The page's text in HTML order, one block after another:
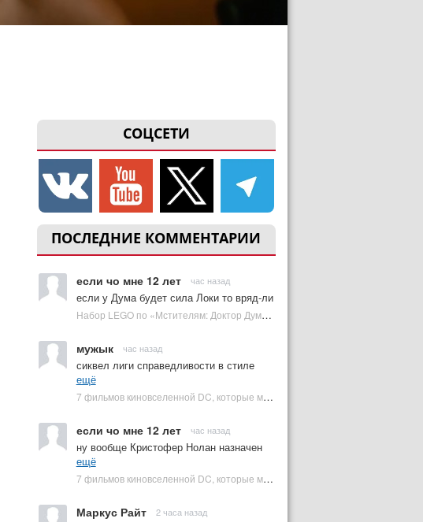
СОЦСЕТИ
ПОСЛЕДНИЕ КОММЕНТАРИИ
если чо мне 12 лет час назад
если у Дума будет сила Локи то вряд-ли
Набор LEGO по «Мстителям: Доктор Дум» раскрыл костюм Часового | Plugged In Ru
мужык час назад
сиквел лиги справедливости в стиле
ещё
7 фильмов киновселенной DC, которые может снять Зак Снайдер | Plugged In Ru
если чо мне 12 лет час назад
ну вообще Кристофер Нолан назначен
ещё
7 фильмов киновселенной DC, которые может снять Зак Снайдер | Plugged In Ru
Маркус Райт 2 часа назад